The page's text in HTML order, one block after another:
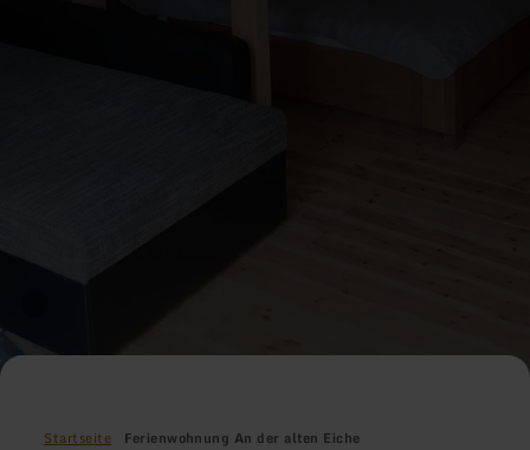
Startseite Ferienwohnung An der alten Eiche